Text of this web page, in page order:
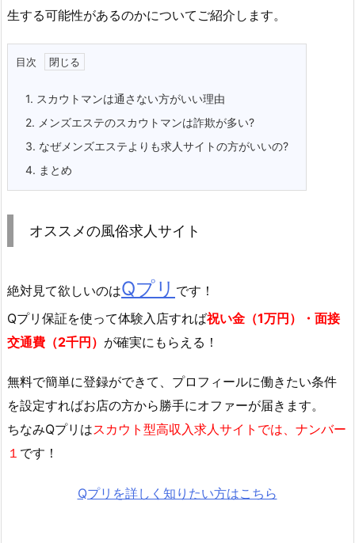
生する可能性があるのかについてご紹介します。
目次
1. スカウトマンは通さない方がいい理由
2. メンズエステのスカウトマンは詐欺が多い?
3. なぜメンズエステよりも求人サイトの方がいいの?
4. まとめ
オススメの風俗求人サイト
絶対見て欲しいのはQプリ です！
Qプリ保証を使って体験入店すれば祝い金（1万円）・面接
交通費（2千円） が確実にもらえる！
無料で簡単に登録ができて、プロフィールに働きたい条件
を設定すればお店の方から勝手にオファーが届きます。
ちなみQプリはスカウト型高収入求人サイトでは、ナンバー
１ です！
Qプリを詳しく知りたい方はこちら